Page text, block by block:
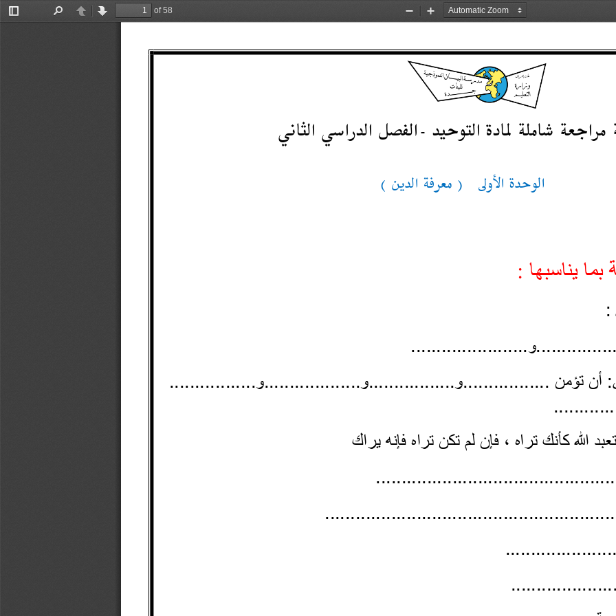
Toggle
PreviousNext
of 58
Zoom
Zoom
- الفصل الدراسي الثاني
الوحدة الأولى ( معرفة الدين )
ستة، هي: أن تؤمن .................و.................و...................و
نك تراه ، فإن لم تكن تراه فإنه يراك